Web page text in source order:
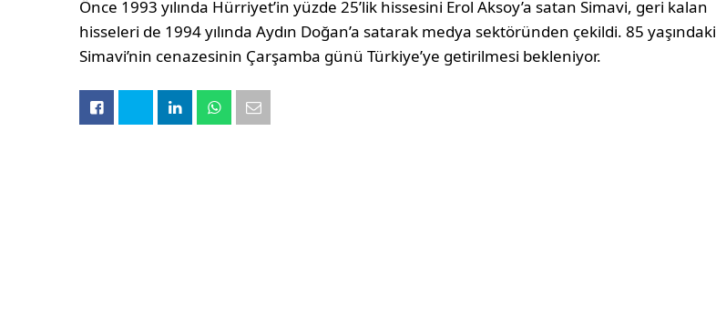
Önce 1993 yılında Hürriyet’in yüzde 25’lik hissesini Erol Aksoy’a satan Simavi, geri kalan
hisseleri de 1994 yılında Aydın Doğan’a satarak medya sektöründen çekildi. 85 yaşındaki
Simavi’nin cenazesinin Çarşamba günü Türkiye’ye getirilmesi bekleniyor.